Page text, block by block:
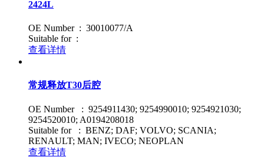
2424L
OE Number : 30010077/A
Suitable for :
查看详情
常规释放T30后腔
OE Number : 9254911430; 9254990010; 9254921030;
9254520010; A0194208018
Suitable for : BENZ; DAF; VOLVO; SCANIA;
RENAULT; MAN; IVECO; NEOPLAN
查看详情